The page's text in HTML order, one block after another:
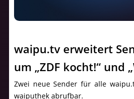
waipu.tv erweitert
um „ZDF kocht!“ und „Wheels &
Steel“
Zwei neue Sender für alle
waiputhek abrufbar.